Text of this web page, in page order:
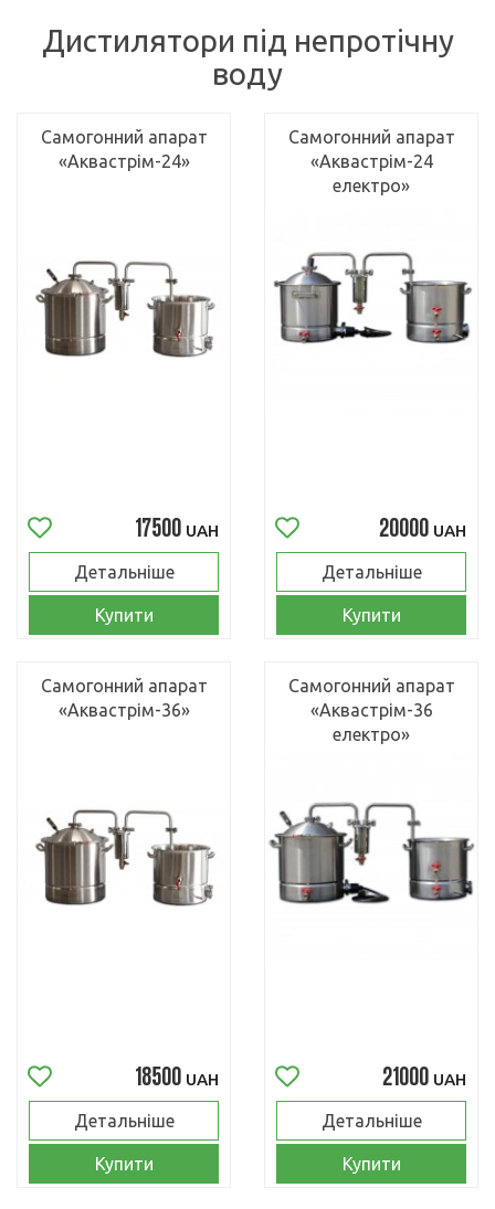
Дистилятори під непротічну
воду
Самогонний апарат
«Аквастрім-24»
17500 UAH
Детальніше
Купити
Самогонний апарат
«Аквастрім-24
електро»
20000 UAH
Детальніше
Купити
Самогонний апарат
«Аквастрім-36»
18500 UAH
Детальніше
Купити
Самогонний апарат
«Аквастрім-36
електро»
21000 UAH
Детальніше
Купити